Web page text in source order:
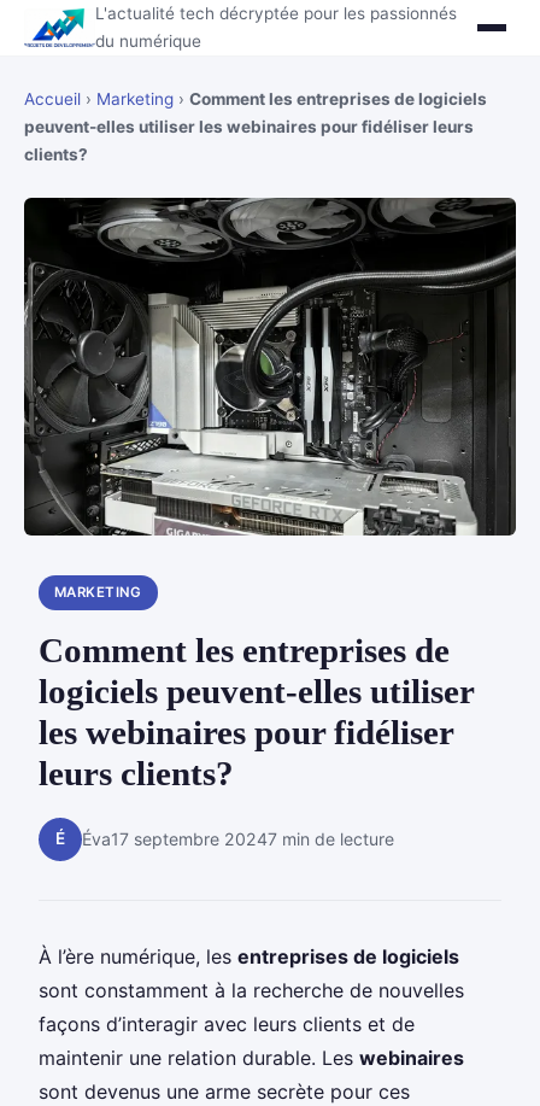
L'actualité tech décryptée pour les passionnés
du numérique
Accueil › Marketing › Comment les entreprises de logiciels
peuvent-elles utiliser les webinaires pour fidéliser leurs
clients?
MARKETING
Comment les entreprises de
logiciels peuvent-elles utiliser
les webinaires pour fidéliser
leurs clients?
É Éva17 septembre 20247 min de lecture
À l’ère numérique, les entreprises de logiciels
sont constamment à la recherche de nouvelles
façons d’interagir avec leurs clients et de
maintenir une relation durable. Les webinaires
sont devenus une arme secrète pour ces